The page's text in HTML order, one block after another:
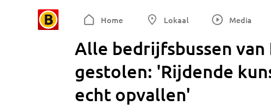
Home Lokaal Media
Alle bedrijfsbussen van
gestolen: 'Rijdende
echt opvallen'